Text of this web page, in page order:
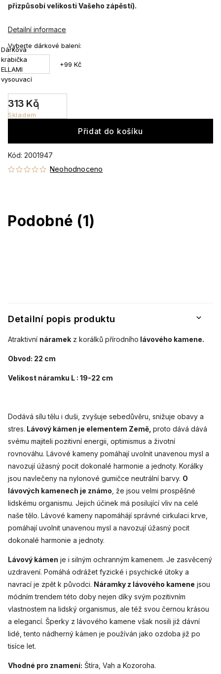
Neohodnoceno
Kód: 2001947
313 Kč
Skladem
Vyberte dárkové balení:
Dárková
krabička
ELLAMI
vysouvací
+99 Kč
Přidat do košíku
přizpůsobí velikosti Vašeho zápěstí).
Detailní informace
Detailní popis produktu
Atraktivní náramek z korálků přírodního lávového kamene.
Obvod: 22 cm
Velikost náramku L : 19-22 cm
Dodává sílu tělu i duši, zvyšuje sebedůvěru, snižuje obavy a
stres. Lávový kámen je elementem Země, proto dává dává
svému majiteli pozitivní energii, optimismus a životní
rovnováhu. Lávové kameny pomáhají uvolnit unavenou mysl a
navozují úžasný pocit dokonalé harmonie a jednoty. Korálky
jsou navlečeny na nylonové gumičce neutrální barvy. O
lávových kamenech je známo , že jsou velmi prospěšné
lidskému organismu. Jejich účinek má posilující vliv na celé
naše tělo. Lávové kameny napomáhájí správné cirkulaci krve,
pomáhají uvolnit unavenou mysl a navozují úžasný pocit
dokonalé harmonie a jednoty.
Lávový kámen je i silným ochranným kamenem. Je zasvěcený
uzdravení. Pomáhá odrážet fyzické i psychické útoky a
navrací je zpět k původci. Náramky z lávového kamene jsou
módním trendem této doby nejen díky svým pozitivním
vlastnostem na lidský organismus, ale též svou černou krásou
a elegancí. Šperky z lávového kamene však nosili již dávní
lidé, tento nádherný kámen je používán jako ozdoba již po
tisíce let.
Vhodné pro znamení: Štíra, Vah a Kozoroha.
Podobné (1)